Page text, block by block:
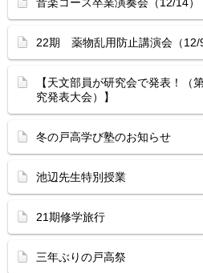
22期 薬物乱用防止講演会（12/9
【天文部員が研究会で発表！
究発表大会）】
冬の戸高学び塾のお知らせ
池辺先生特別授業
21期修学旅行
三年ぶりの戸高祭